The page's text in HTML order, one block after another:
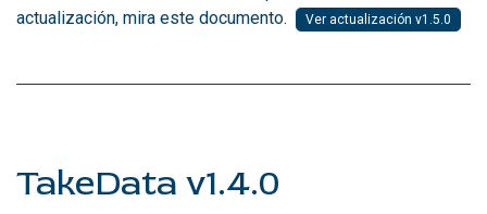
actualización, mira este documento.
Ver actualización v1.5.0
TakeData v1.4.0